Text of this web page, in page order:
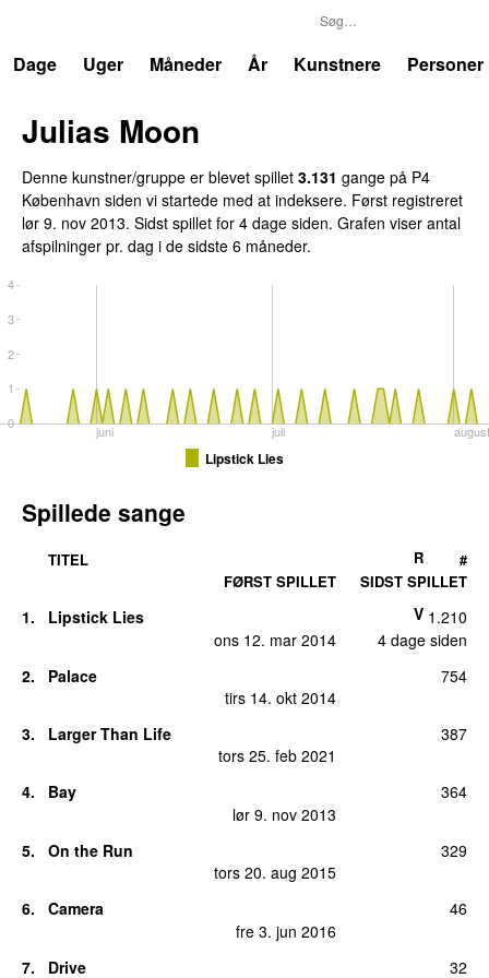
Dage
Uger Måneder År Kunstnere Personer
Julias Moon
Denne kunstner/gruppe er blevet spillet 3.131 gange på P4
København siden vi startede med at indeksere. Først registreret
lør 9. nov 2013. Sidst spillet for 4 dage siden. Grafen viser antal
afspilninger pr. dag i de sidste 6 måneder.
juni juli august
0
1
2
3
4
Lipstick Lies
Spillede sange
TITEL
FØRST SPILLET
SIDST SPILLET
R #
1.
Lipstick Lies
ons 12. mar 2014
4 dage siden
V 1.210
2.
Palace
tirs 14. okt 2014
754
3.
Larger Than Life
tors 25. feb 2021
387
4.
Bay
lør 9. nov 2013
364
5.
On the Run
tors 20. aug 2015
329
6.
Camera
fre 3. jun 2016
46
7.
Drive
32